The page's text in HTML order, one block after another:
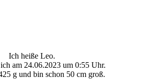
Ich heiße Leo.
am 24.06.2023 um 0:55 Uhr.
g und bin schon 50 cm groß.